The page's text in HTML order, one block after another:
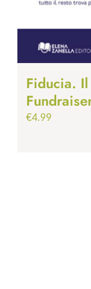
Fiducia.
€4.99